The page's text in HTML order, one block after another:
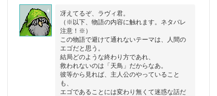
冴えてるぞ、ラヴィ君。
（※以下、物語の内容に触れます。ネタバレ
注意！※）
この物語で避けて通れないテーマは、人間の
エゴだと思う。
結局どのような終わり方であれ、
救われないのは「天鳥」だからなあ。
彼等から見れば、主人公のやっていること
も、
エゴであることには変わり無くて迷惑な話だ